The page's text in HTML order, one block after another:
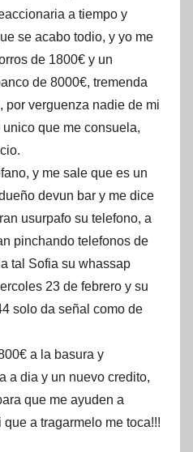
a tiempo y
se acabo todio, y yo me
de 1800€ y un
de 8000€, tremenda
por verguenza nadie de mi
que me consuela,
y me sale que es un
devun bar y me dice
usurpafo su telefono, a
pinchando telefonos de
tal Sofia su whassap
23 de febrero y su
solo da señal como de
a la basura y
a dia y un nuevo credito,
que me ayuden a
a tragarmelo me toca!!!